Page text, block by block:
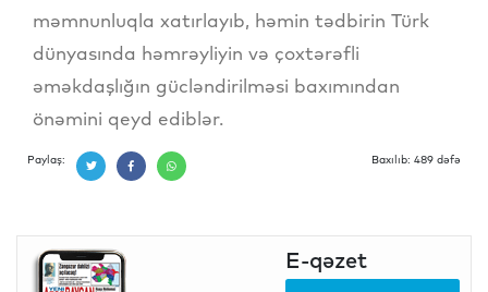
məmnunluqla xatırlayıb, həmin tədbirin Türk
dünyasında həmrəyliyin və çoxtərəfli
əməkdaşlığın gücləndirilməsi baxımından
önəmini qeyd ediblər.
Paylaş: Baxılıb: 489 dəfə
E-qəzet